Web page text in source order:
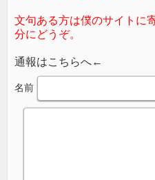
文句ある方は僕のサイトに
分にどうぞ。
通報はこちらへ←
名前